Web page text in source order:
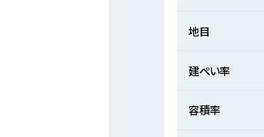
地目
建ぺい率
容積率